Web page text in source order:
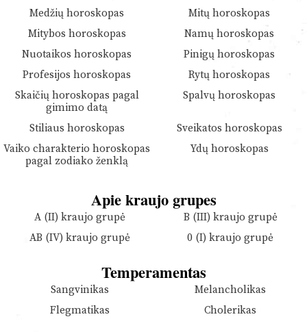
Medžių horoskopas
Mitų horoskopas
Mitybos horoskopas
Namų horoskopas
Nuotaikos horoskopas
Pinigų horoskopas
Profesijos horoskopas
Rytų horoskopas
Skaičių horoskopas pagal
gimimo datą
Spalvų horoskopas
Stiliaus horoskopas
Sveikatos horoskopas
Vaiko charakterio horoskopas
pagal zodiako ženklą
Ydų horoskopas
Apie kraujo grupes
A (II) kraujo grupė
B (III) kraujo grupė
AB (IV) kraujo grupė
0 (I) kraujo grupė
Temperamentas
Sangvinikas
Melancholikas
Flegmatikas
Cholerikas